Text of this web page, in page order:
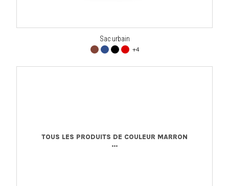
Sac urbain
+4
TOUS LES PRODUITS DE COULEUR MARRON
...